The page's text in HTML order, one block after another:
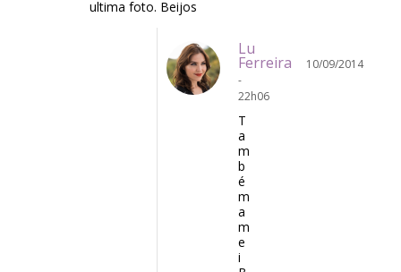
ultima foto. Beijos
Lu
Ferreira
10/09/2014
-
22h06
T
a
m
b
é
m
a
m
e
i